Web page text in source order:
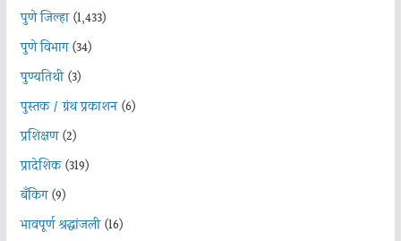
पुणे जिल्हा(1,433)
पुणे विभाग(34)
पुण्यतिथी(3)
पुस्तक / ग्रंथ प्रकाशन(6)
प्रशिक्षण(2)
प्रादेशिक(319)
बँकिंग(9)
भावपूर्ण श्रद्धांजली(16)